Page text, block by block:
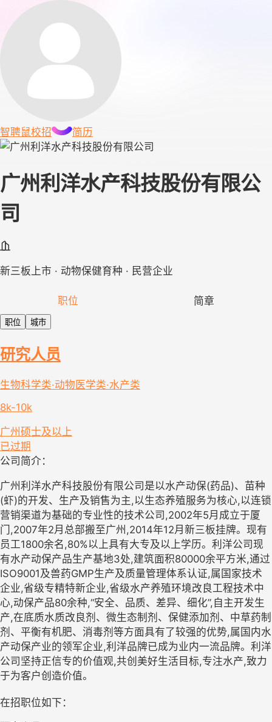
智聘鼠校招 简历
广州利洋水产科技股份有限公
司
新三板上市 · 动物保健育种 · 民营企业
职位 简章
职位 城市
研究人员
生物科学类·动物医学类·水产类
8k-10k
广州 硕士及以上
已过期
公司简介：
广州利洋水产科技股份有限公司是以水产动保(药品)、苗种
(虾)的开发、生产及销售为主,以生态养殖服务为核心,以连锁
营销渠道为基础的专业性的技术公司,2002年5月成立于厦
门,2007年2月总部搬至广州,2014年12月新三板挂牌。现有
员工1800余名,80%以上具有大专及以上学历。利洋公司现
有水产动保产品生产基地3处,建筑面积80000余平方米,通过
ISO9001及兽药GMP生产及质量管理体系认证,属国家技术
企业,省级专精特新企业,省级水产养殖环境改良工程技术中
心,动保产品80余种,“安全、品质、差异、细化”,自主开发生
产,在底质水质改良剂、微生态制剂、保健添加剂、中草药制
剂、平衡有机肥、消毒剂等方面具有了较强的优势,属国内水
产动保产业的领军企业,利洋品牌已成为业内一流品牌。利洋
公司坚持正信专的价值观,共创美好生活目标,专注水产,致力
于为客户创造价值。
在招职位如下：